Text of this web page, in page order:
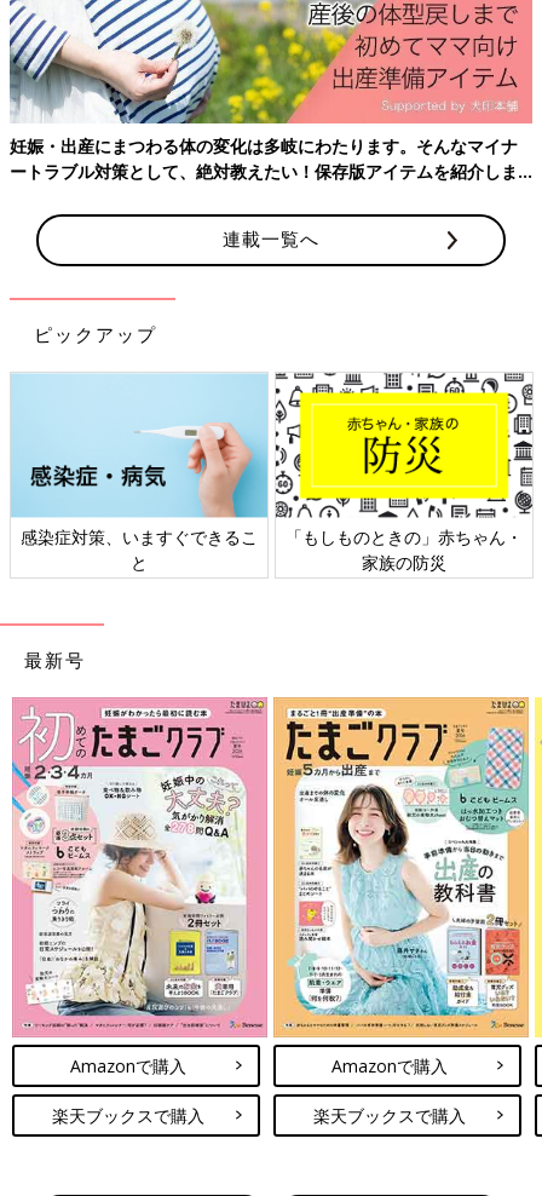
妊娠・出産にまつわる体の変化は多岐にわたります。そんなマイナ
ートラブル対策として、絶対教えたい！保存版アイテムを紹介しま
連載一覧へ
ピックアップ
感染症対策、いますぐできるこ
と
「もしものときの」赤ちゃん・
家族の防災
最新号
Amazonで購入
楽天ブックスで購入
Amazonで購入
楽天ブックスで購入